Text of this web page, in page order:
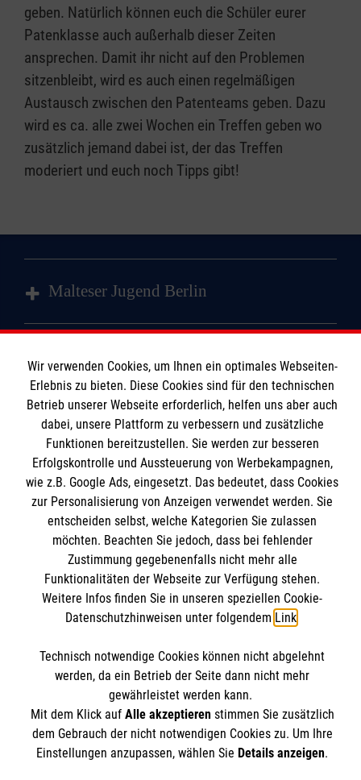
geben. Natürlich können euch die Schüler eurer
Patenklasse auch außerhalb dieser Zeiten
ansprechen. Damit ihr nicht auf den Problemen
sitzenbleibt, wird es auch einen regelmäßigen
Austausch zwischen den Patenteams geben. Dazu
wird es ca. alle zwei Wochen ein Treffen geben wo
zusätzlich jemand dabei ist, der das Treffen
moderiert und euch noch Tipps gibt!
Malteser Jugend Berlin
Gemeindesanitätsdienst
Schulklimapaten
Informationen
Kontakt
Impressum
Datenschutz
Malteser online
Malteserorden
Malteser Jugend
Malteser International
Mediathek
Sharepoint
Spendenkonto
Empfänger: Malteser Hilfsdienst e.V.
BIC: GENODED1PA7
Soziale Netzwerke
Der Malteser Hilfsdienst e.V. ist als eingetragene
gemeinnützige Organisation von der Körperschaft- und
Wir verwenden Cookies, um Ihnen ein optimales Webseiten-
Erlebnis zu bieten. Diese Cookies sind für den technischen
Betrieb unserer Webseite erforderlich, helfen uns aber auch
dabei, unsere Plattform zu verbessern und zusätzliche
Funktionen bereitzustellen. Sie werden zur besseren
Erfolgskontrolle und Aussteuerung von Werbekampagnen,
wie z.B. Google Ads, eingesetzt. Das bedeutet, dass Cookies
zur Personalisierung von Anzeigen verwendet werden. Sie
entscheiden selbst, welche Kategorien Sie zulassen
möchten. Beachten Sie jedoch, dass bei fehlender
Zustimmung gegebenenfalls nicht mehr alle
Funktionalitäten der Webseite zur Verfügung stehen.
Weitere Infos finden Sie in unseren speziellen Cookie-
Datenschutzhinweisen unter folgendem Link.
Technisch notwendige Cookies können nicht abgelehnt
werden, da ein Betrieb der Seite dann nicht mehr
gewährleistet werden kann.
Mit dem Klick auf Alle akzeptierenstimmen Sie zusätzlich
dem Gebrauch der nicht notwendigen Cookies zu. Um Ihre
Einstellungen anzupassen, wählen Sie Details anzeigen.